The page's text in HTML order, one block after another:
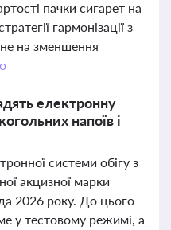
пачки сигарет на
гармонізації з
на зменшення
електронну
напоїв і
системи обігу з
акцизної марки
2026 року. До цього
у тестовому режимі, а